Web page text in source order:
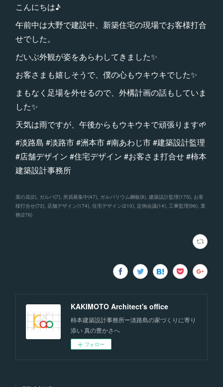
こんにちは♪
午前中は大野で建設中、新築住宅の現場でお客様打合
せでした。
だいぶ外観が姿をあらわしてきました✨
お客さまも嬉しそうで、僕の心もウキウキでした✨
まもなく足場を外せるので、外構計画の話もしていま
した✨
天気は雨ですが、午後からもウキウキで頑張ります🌱
#淡路島 #淡路市 #洲本市 #南あわじ市 #建築設計監理
#店舗デザイン #住宅デザイン #お客さま打合せ #柿本
建築設計事務所
菜の花(2) ガルバ(7) 所員募集中(47) ガルバリウム鋼板(8) 建築設計監理(175) お客
様打合せ(73) 店舗デザイン(174) 住宅デザイン(210) 定例会議(14) 工事監理(96) 業
務(276)
KAKIMOTO Architect's office
柿本建築設計事務所ー淡路島の家づくりに寄り
添い 真の豊かさへ
フォロー